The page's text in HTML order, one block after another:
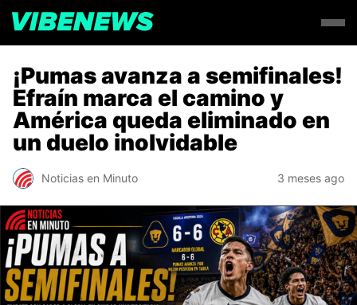
¡Pumas avanza a semifinales!
Efraín marca el camino y
América queda eliminado en
un duelo inolvidable
Noticias en Minuto 3 meses ago